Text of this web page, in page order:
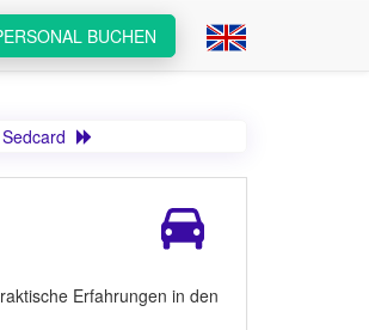
BUCHEN
Erfahrungen in den